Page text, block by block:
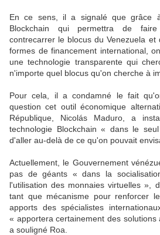
En ce sens, il a signalé que grâce
Blockchain qui permettra de
contrecarrer le blocus du Venezuela et
formes de financement international,
une technologie transparente qui
n'importe quel blocus qu'on cherche à
Pour cela, il a condamné le fait
question cet outil économique
République, Nicolás Maduro, a
technologie Blockchain « dans le
d'aller au-delà de ce qu'on pouvait
Actuellement, le Gouvernement
pas de géants « dans la
l'utilisation des monnaies virtuelles »,
tant que mécanisme pour renforcer
apports des spécialistes
« apportera certainement des
a souligné Roa.